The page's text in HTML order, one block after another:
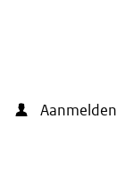
Aanmelden